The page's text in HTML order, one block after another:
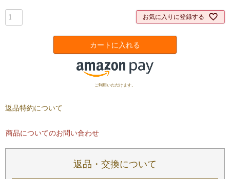
お気に入りに登録する
カートに入れる
ご利用いただけます。
返品特約について
商品についてのお問い合わせ
返品・交換について